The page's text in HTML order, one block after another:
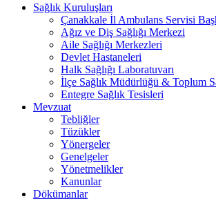
Sağlık Kuruluşları
Çanakkale İl Ambulans Servisi
Ağız ve Diş Sağlığı Merkezi
Aile Sağlığı Merkezleri
Devlet Hastaneleri
Halk Sağlığı Laboratuvarı
İlçe Sağlık Müdürlüğü & Toplum
Entegre Sağlık Tesisleri
Mevzuat
Tebliğler
Tüzükler
Yönergeler
Genelgeler
Yönetmelikler
Kanunlar
Dökümanlar